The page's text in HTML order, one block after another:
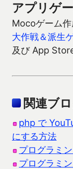
アプリゲ
Mocoゲーム
大作戦＆派生
及び App
関連ブ
php で
にする方法
プログラミ
プログラミ